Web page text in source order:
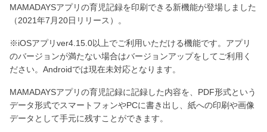
MAMADAYSアプリの育児記録を印刷できる新機能が登場しました
（2021年7月20日リリース）。
※iOSアプリver4.15.0以上でご利用いただける機能です。アプリ
のバージョンが満たない場合はバージョンアップをしてご利用く
ださい。Androidでは現在未対応となります。
MAMADAYSアプリの育児記録に記録した内容を、PDF形式という
データ形式でスマートフォンやPCに書き出し、紙への印刷や画像
データとして手元に残すことができます。